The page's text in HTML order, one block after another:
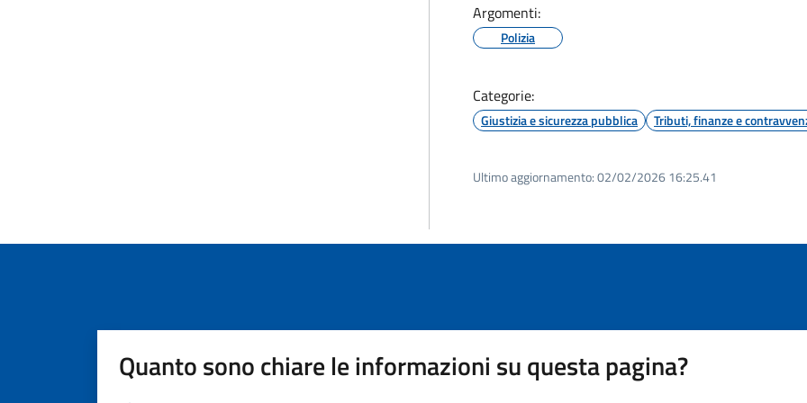
Argomenti:
Polizia
Categorie:
Giustizia e sicurezza pubblica Tributi, finanze e
Ultimo aggiornamento:02/02/2026 16:25.41
Quanto sono chiare le informazioni su questa pagina?